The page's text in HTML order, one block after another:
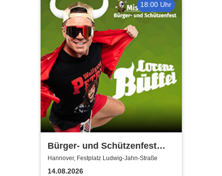
18:00 Uhr
Bürger- und Schützenfest
Misburg
Hannover, Festplatz Ludwig-Jahn-Straße
14.08.2026